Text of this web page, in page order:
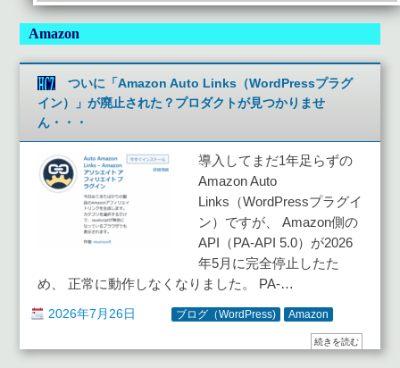
Amazon
ついに「Amazon Auto Links（WordPressプラグ
イン）」が廃止された？プロダクトが見つかりませ
ん・・・
導入してまだ1年足らずの
Amazon Auto
Links（WordPressプラグイ
ン）ですが、 Amazon側の
API（PA-API 5.0）が2026
年5月に完全停止したた
め、 正常に動作しなくなりました。 PA-…
2026年7月26日 ブログ（WordPress) Amazon
続きを読む